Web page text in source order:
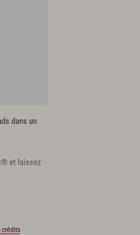
dans un
et laissez
crédits